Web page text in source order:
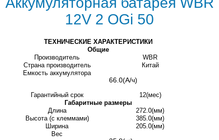
12V 2 OGi 50
ТЕХНИЧЕСКИЕ ХАРАКТЕРИСТИКИ
Общие
Производитель
WBR
Страна производитель
Китай
Емкость аккумулятора
66.0(А/ч)
Гарантийный срок
12(мес)
Габаритные размеры
Длина
272.0(мм)
Высота (с клеммами)
385.0(мм)
Ширина
205.0(мм)
Вес